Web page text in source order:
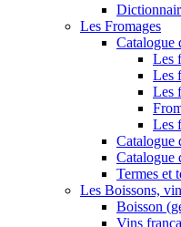
Les Fromages
Catalogue
Les
Les
Les
Les
Catalogue
Catalogue
Termes et
Les Boissons,
Boisson
Vins